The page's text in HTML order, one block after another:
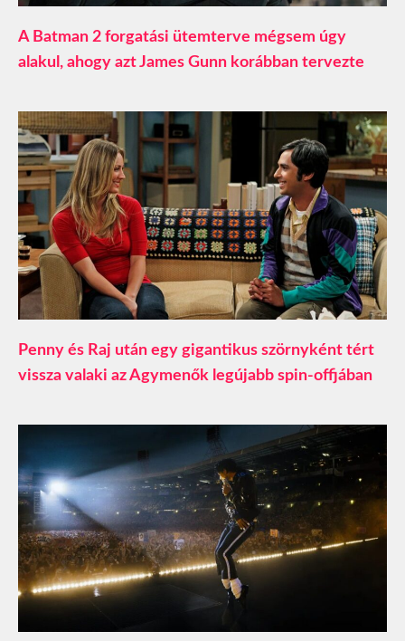
A Batman 2 forgatási ütemterve mégsem úgy
alakul, ahogy azt James Gunn korábban tervezte
Penny és Raj után egy gigantikus szörnyként tért
vissza valaki az Agymenők legújabb spin-offjában